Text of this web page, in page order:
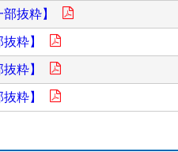
抜粋】
粋】
粋】
粋】